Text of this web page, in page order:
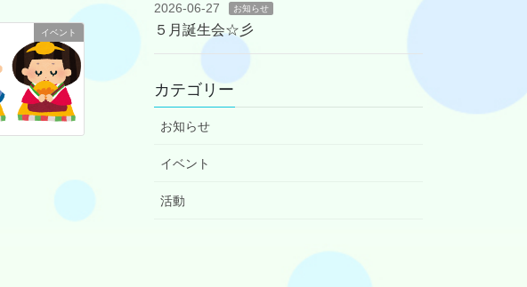
イベント
2026-06-27 お知らせ
５月誕生会☆彡
カテゴリー
お知らせ
イベント
活動